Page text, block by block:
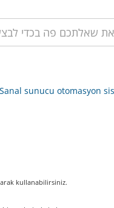
sunucu otomasyon
kullanabilirsiniz.